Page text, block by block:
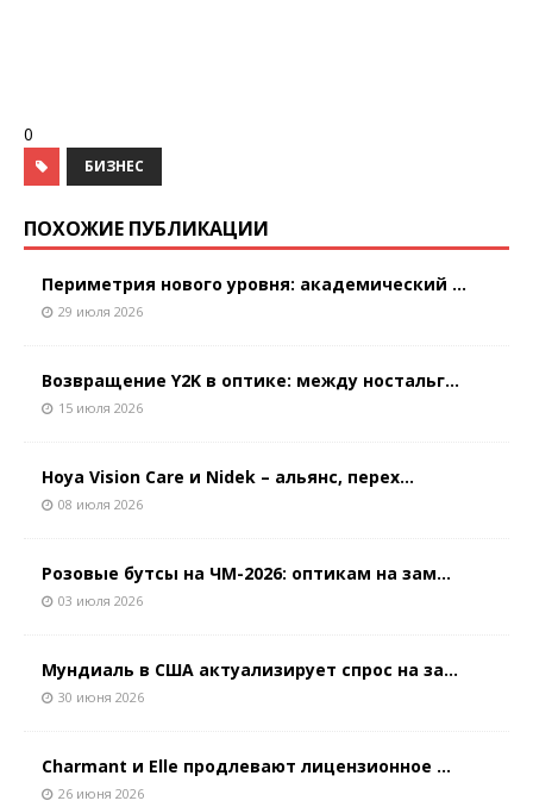
0
БИЗНЕС
ПОХОЖИЕ ПУБЛИКАЦИИ
Периметрия нового уровня: академический ...
29 июля 2026
Возвращение Y2K в оптике: между ностальг...
15 июля 2026
Hoya Vision Care и Nidek – альянс, перех...
08 июля 2026
Розовые бутсы на ЧМ-2026: оптикам на зам...
03 июля 2026
Мундиаль в США актуализирует спрос на за...
30 июня 2026
Charmant и Elle продлевают лицензионное ...
26 июня 2026